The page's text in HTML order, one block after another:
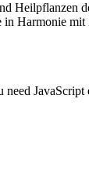
Heilpflanzen
in Harmonie
need